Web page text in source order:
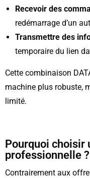
Recevoir des
redémarrage d’un
Transmettre des
temporaire du lien
Cette combinaison
machine plus robuste,
limité.
Pourquoi choisir
professionnelle ?
Contrairement aux